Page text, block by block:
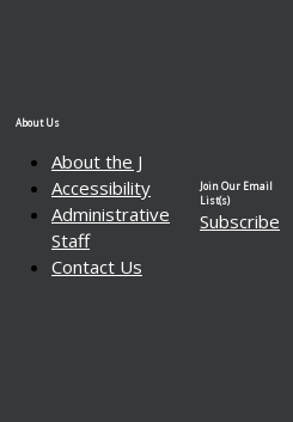
About Us
About the J
Accessibility
Administrative
Staff
Contact Us
Join Our Email
List(s)
Subscribe